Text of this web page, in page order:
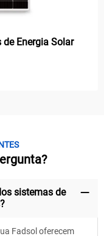
Energia Solar
sistemas de
Fadsol oferecem